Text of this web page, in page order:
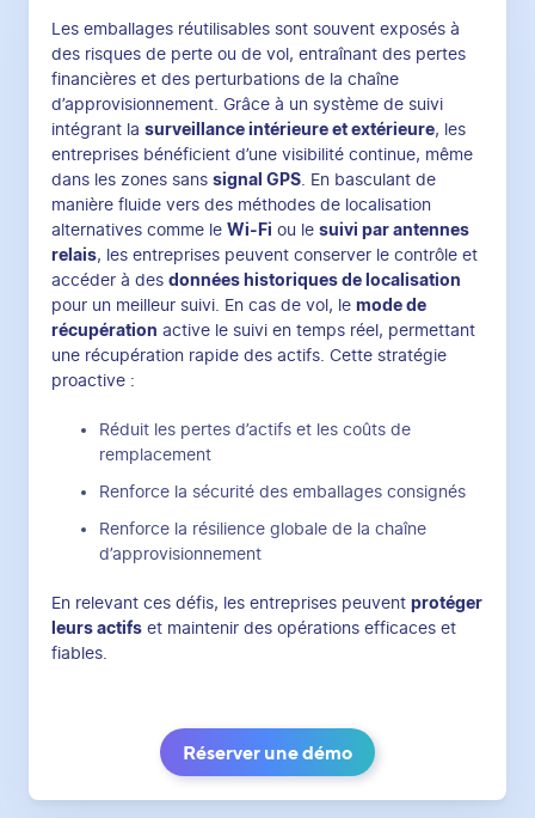
Les emballages réutilisables sont souvent exposés à
des risques de perte ou de vol, entraînant des pertes
financières et des perturbations de la chaîne
d’approvisionnement. Grâce à un système de suivi
intégrant lasurveillance intérieure et extérieure, les
entreprises bénéficient d’une visibilité continue, même
dans les zones sanssignal GPS. En basculant de
manière fluide vers des méthodes de localisation
alternatives comme leWi-Fi ou lesuivi par antennes
relais, les entreprises peuvent conserver le contrôle et
accéder à desdonnées historiques de localisation
pour un meilleur suivi. En cas de vol, lemode de
récupération active le suivi en temps réel, permettant
une récupération rapide des actifs. Cette stratégie
proactive :
Réduit les pertes d’actifs et les coûts de
remplacement
Renforce la sécurité des emballages consignés
Renforce la résilience globale de la chaîne
d’approvisionnement
En relevant ces défis, les entreprises peuventprotéger
leurs actifs et maintenir des opérations efficaces et
fiables.
Réserver une démo